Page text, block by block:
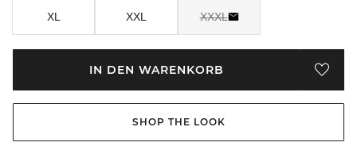
XL XXL XXXL
IN DEN WARENKORB
SHOP THE LOOK